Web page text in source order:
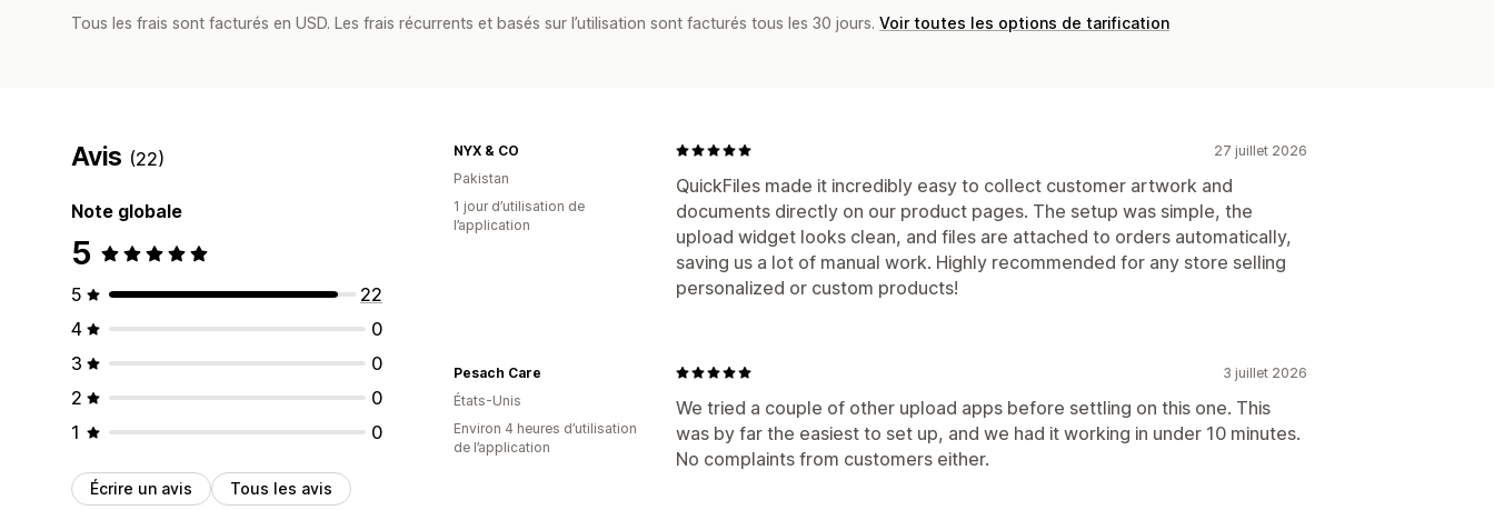
Tous les frais sont facturés en USD. Les frais récurrents et basés sur l’utilisation sont facturés tous les 30 jours. Voir toutes les options de tarification
Avis (22)
Note globale
5
5
22
4
0
3
0
2
0
1
0
Écrire un avis Tous les avis
27 juillet 2026
QuickFiles made it incredibly easy to collect customer artwork and
documents directly on our product pages. The setup was simple, the
upload widget looks clean, and files are attached to orders automatically,
saving us a lot of manual work. Highly recommended for any store selling
personalized or custom products!
NYX & CO
Pakistan
1 jour d’utilisation de
l’application
3 juillet 2026
We tried a couple of other upload apps before settling on this one. This
was by far the easiest to set up, and we had it working in under 10 minutes.
No complaints from customers either.
Pesach Care
États-Unis
Environ 4 heures d’utilisation
de l’application